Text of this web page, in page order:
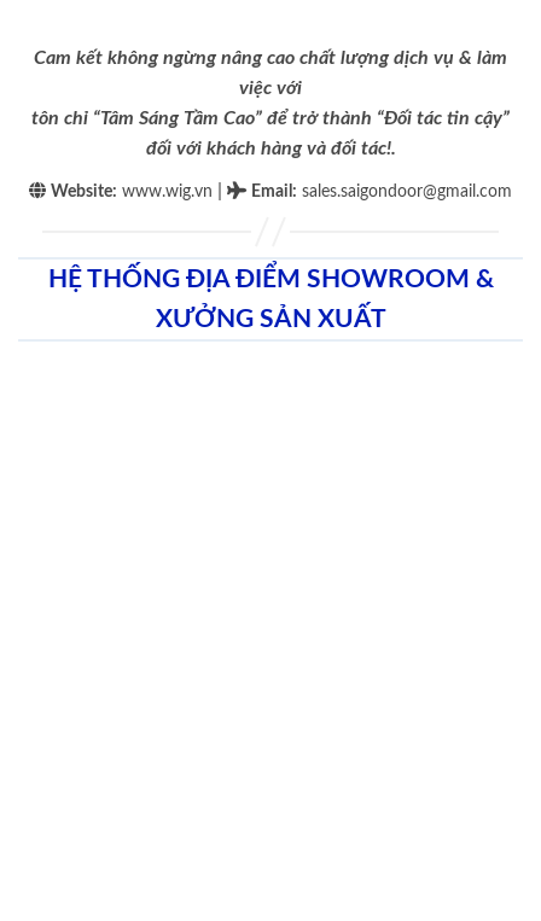
Cam kết không ngừng nâng cao chất lượng dịch vụ & làm
việc với
tôn chỉ “Tâm Sáng Tầm Cao” để trở thành “Đối tác tin cậy”
đối với khách hàng và đối tác!.
Website: www.wig.vn Email : sales.saigondoor@gmail.com
HỆ THỐNG ĐỊA ĐIỂM SHOWROOM &
XƯỞNG SẢN XUẤT